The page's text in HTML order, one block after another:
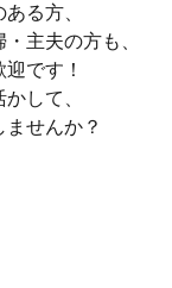
る方、
主夫の方も、
です！
して、
せんか？